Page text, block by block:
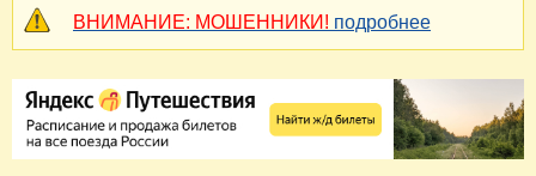
ВНИМАНИЕ: МОШЕННИКИ! подробнее